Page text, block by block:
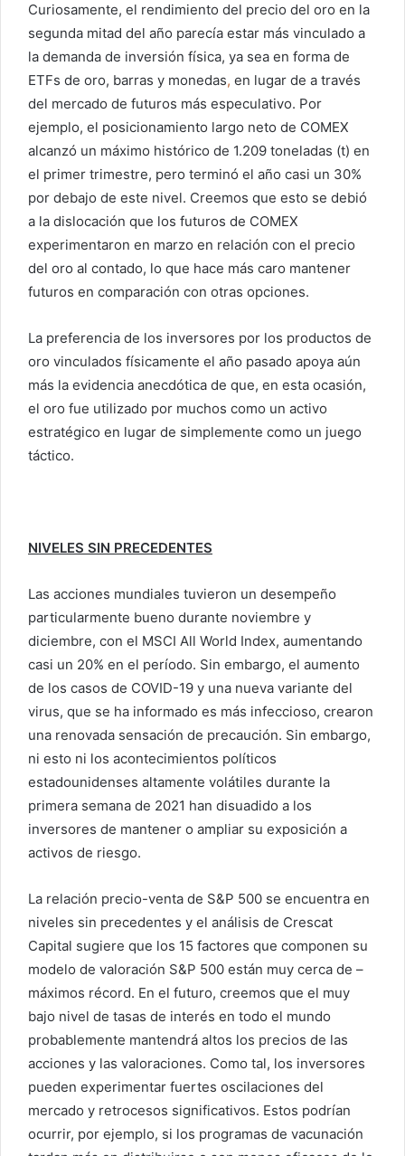
Curiosamente, el rendimiento del precio del oro en la
segunda mitad del año parecía estar más vinculado a
la demanda de inversión física, ya sea en forma de
ETFs de oro, barras y monedas, en lugar de a través
del mercado de futuros más especulativo. Por
ejemplo, el posicionamiento largo neto de COMEX
alcanzó un máximo histórico de 1.209 toneladas (t) en
el primer trimestre, pero terminó el año casi un 30%
por debajo de este nivel. Creemos que esto se debió
a la dislocación que los futuros de COMEX
experimentaron en marzo en relación con el precio
del oro al contado, lo que hace más caro mantener
futuros en comparación con otras opciones.
La preferencia de los inversores por los productos de
oro vinculados físicamente el año pasado apoya aún
más la evidencia anecdótica de que, en esta ocasión,
el oro fue utilizado por muchos como un activo
estratégico en lugar de simplemente como un juego
táctico.
NIVELES SIN PRECEDENTES
Las acciones mundiales tuvieron un desempeño
particularmente bueno durante noviembre y
diciembre, con el MSCI All World Index, aumentando
casi un 20% en el período. Sin embargo, el aumento
de los casos de COVID-19 y una nueva variante del
virus, que se ha informado es más infeccioso, crearon
una renovada sensación de precaución. Sin embargo,
ni esto ni los acontecimientos políticos
estadounidenses altamente volátiles durante la
primera semana de 2021 han disuadido a los
inversores de mantener o ampliar su exposición a
activos de riesgo.
La relación precio-venta de S&P 500 se encuentra en
niveles sin precedentes y el análisis de Crescat
Capital sugiere que los 15 factores que componen su
modelo de valoración S&P 500 están muy cerca de –
máximos récord. En el futuro, creemos que el muy
bajo nivel de tasas de interés en todo el mundo
probablemente mantendrá altos los precios de las
acciones y las valoraciones. Como tal, los inversores
pueden experimentar fuertes oscilaciones del
mercado y retrocesos significativos. Estos podrían
ocurrir, por ejemplo, si los programas de vacunación